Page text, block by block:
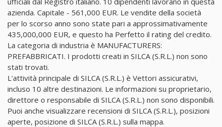
azienda. Capitale - 561,000 EUR. Le vendite della società
per lo scorso anno sono state pari a approssimativamente
435,000,000 EUR, e questo ha Perfetto il rating del credito.
La categoria di industria è MANUFACTURERS:
PREFABBRICATI. I prodotti creati in SILCA (S.R.L.) non sono
stati trovati.
L'attività principale di SILCA (S.R.L.) è Vettori assicurativi,
incluso 10 altre destinazioni. Le informazioni su proprietario,
direttore o responsabile di SILCA (S.R.L.) non sono disponibili.
Puoi anche visualizzare recensioni di SILCA (S.R.L.), posizioni
aperte, posizione di SILCA (S.R.L.) sulla mappa.